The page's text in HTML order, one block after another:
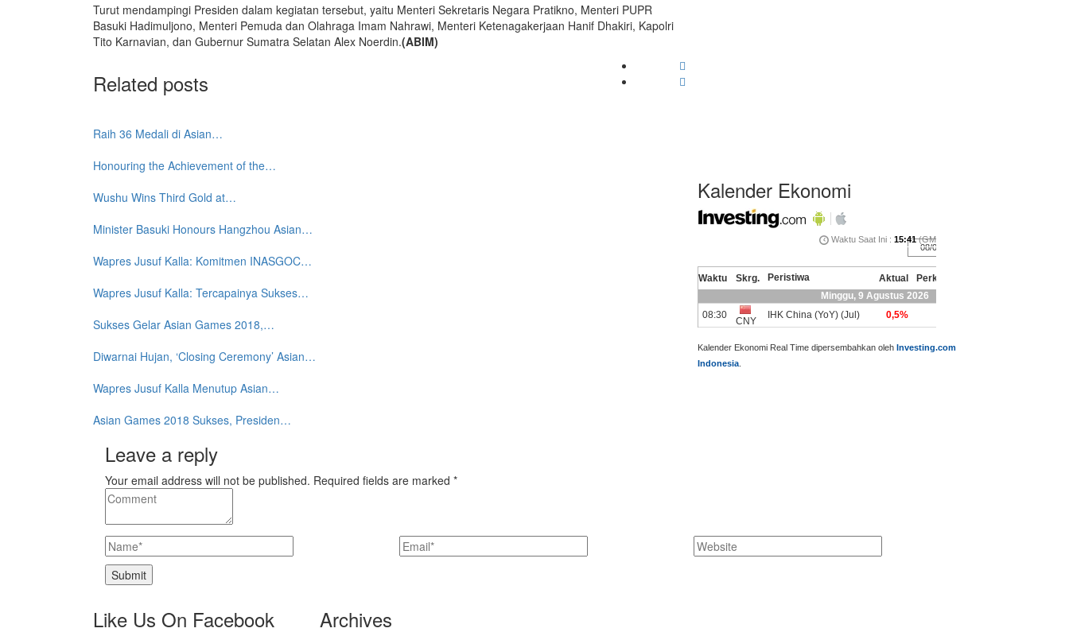
Turut mendampingi Presiden dalam kegiatan tersebut, yaitu Menteri Sekretaris Negara Pratikno, Menteri PUPR
Basuki Hadimuljono, Menteri Pemuda dan Olahraga Imam Nahrawi, Menteri Ketenagakerjaan Hanif Dhakiri, Kapolri
Tito Karnavian, dan Gubernur Sumatra Selatan Alex Noerdin.(ABIM)
Related posts
Raih 36 Medali di Asian…
Honouring the Achievement of the…
Wushu Wins Third Gold at…
Minister Basuki Honours Hangzhou Asian…
Wapres Jusuf Kalla: Komitmen INASGOC…
Wapres Jusuf Kalla: Tercapainya Sukses…
Sukses Gelar Asian Games 2018,…
Diwarnai Hujan, ‘Closing Ceremony’ Asian…
Wapres Jusuf Kalla Menutup Asian…
Asian Games 2018 Sukses, Presiden…
Kalender Ekonomi
Kalender Ekonomi Real Time dipersembahkan oleh Investing.com
Indonesia
Leave a reply
Your email address will not be published. Required fields are marked *
Like Us On Facebook Archives